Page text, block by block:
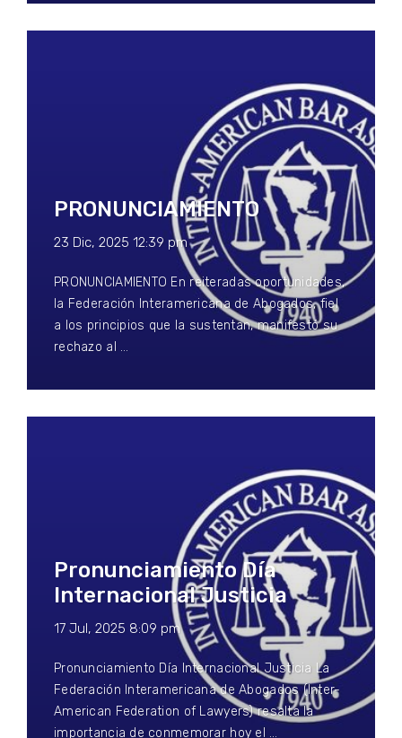
PRONUNCIAMIENTO
23 Dic, 2025 12:39 pm
PRONUNCIAMIENTO En reiteradas oportunidades,
la Federación Interamericana de Abogados, fiel
a los principios que la sustentan, manifestó su
rechazo al …
Pronunciamiento Día
Internacional Justicia
17 Jul, 2025 8:09 pm
Pronunciamiento Día Internacional Justicia La
Federación Interamericana de Abogados (Inter-
American Federation of Lawyers) resalta la
importancia de conmemorar hoy el …